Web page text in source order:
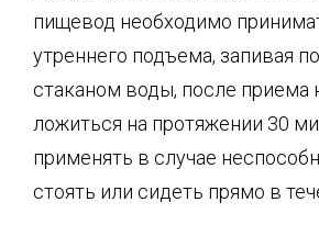
пищевод необходимо
утреннего подъема, запивая
стаканом воды, после приема
ложиться на протяжении 30
применять в случае
стоять или сидеть прямо в